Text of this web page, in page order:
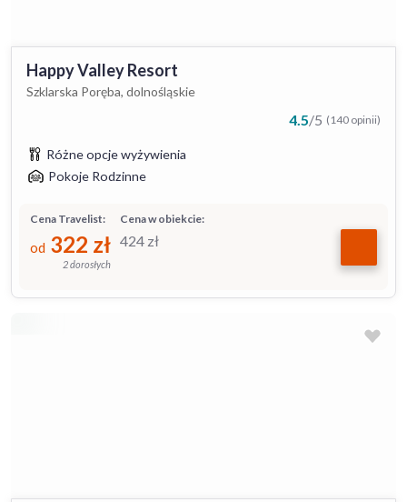
Happy Valley Resort
Szklarska Poręba, dolnośląskie
4.5/5 (140 opinii)
Różne opcje wyżywienia
Pokoje Rodzinne
Cena w obiekcie:
424 zł
Cena Travelist:
od 322 zł
2 dorosłych